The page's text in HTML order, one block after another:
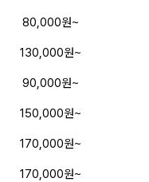
80,000원~
130,000원~
90,000원~
150,000원~
170,000원~
170,000원~